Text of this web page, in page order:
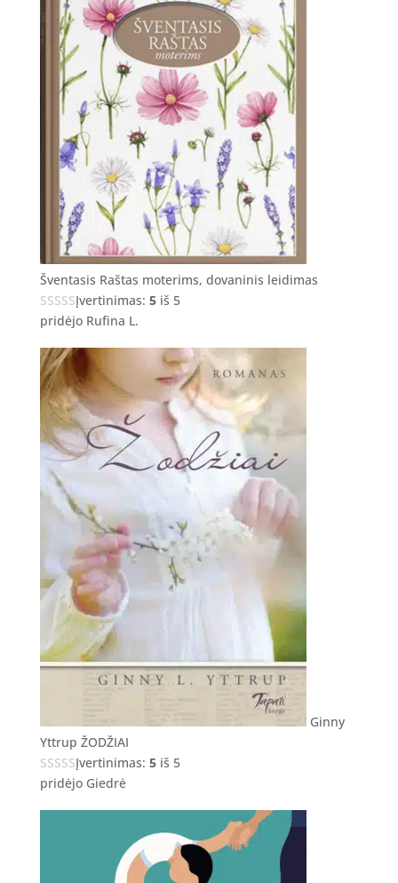
Šventasis Raštas moterims, dovaninis leidimas
Įvertinimas: 5iš 5
pridėjo Rufina L.
Ginny
Yttrup ŽODŽIAI
Įvertinimas: 5iš 5
pridėjo Giedrė